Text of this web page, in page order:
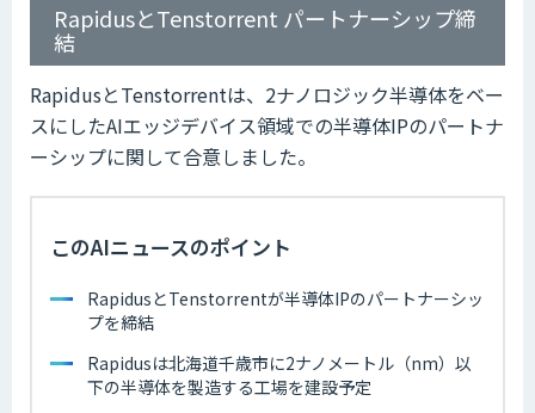
RapidusとTenstorrent パートナーシップ締
結
RapidusとTenstorrentは、2ナノロジック半導体をベー
スにしたAIエッジデバイス領域での半導体IPのパートナ
ーシップに関して合意しました。
このAIニュースのポイント
RapidusとTenstorrentが半導体IPのパートナーシッ
プを締結
Rapidusは北海道千歳市に2ナノメートル（nm）以
下の半導体を製造する工場を建設予定